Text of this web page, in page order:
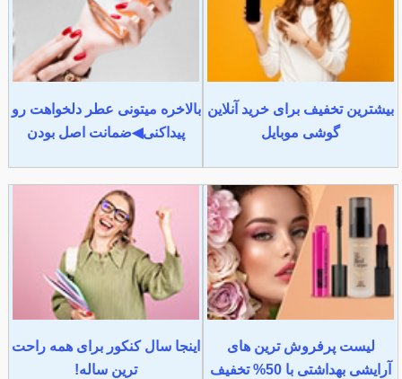
بیشترین تخفیف برای خرید آنلاین
گوشی موبایل
بالاخره میتونی عطر دلخواهت رو
پیداکنی◀ضمانت اصل بودن
لیست پرفروش ترین های
آرایشی بهداشتی با 50% تخفیف
اینجا سال کنکور برای همه راحت
ترین ساله!